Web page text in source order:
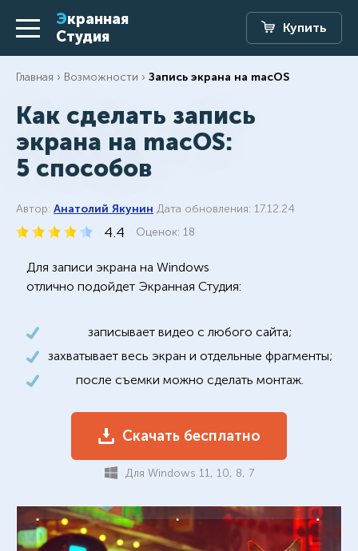
Экранная
Студия
Купить
Главная Возможности Запись экрана на macOS
Как сделать запись
экрана на macOS:
5 способов
Автор: Анатолий Якунин Дата обновления: 17.12.24
4.4 Оценок: 18
Для записи экрана на Windows
отлично подойдет Экранная Студия:
записывает видео с любого сайта;
захватывает весь экран и отдельные фрагменты;
после съемки можно сделать монтаж.
Скачать бесплатно
Для Windows 11, 10, 8, 7